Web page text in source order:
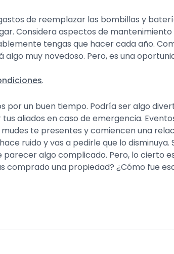
de reemplazar las bombillas y
Considera aspectos de
tengas que hacer cada año.
muy novedoso. Pero, es una
.
un buen tiempo. Podría ser algo
aliados en caso de emergencia.
te presentes y comiencen una
ruido y vas a pedirle que lo
algo complicado. Pero, lo cierto
una propiedad? ¿Cómo fue